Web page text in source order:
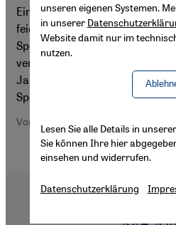
Ein Schritt in Richtung
feiert den Einzug zweier
Sportlerinnen ins
verbuchen muslimische
Jahrzehnten Erfolge bei
Sportlerin wird zur Exotin
Von Manfred Sing
unseren eigenen Systemen.
in unserer
Website damit nur im
nutzen.
Lesen Sie alle Details in unserer
Sie können Ihre hier
einsehen und widerrufen.
Datenschutzerklärung